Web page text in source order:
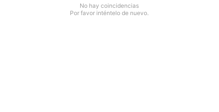
No hay coincidencias
Por favor inténtelo de nuevo.